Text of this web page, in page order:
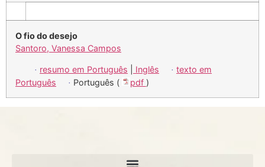
O fio do desejo
Santoro, Vanessa Campos
· resumo em Português Inglês · texto em
Português
· Português ( pdf )